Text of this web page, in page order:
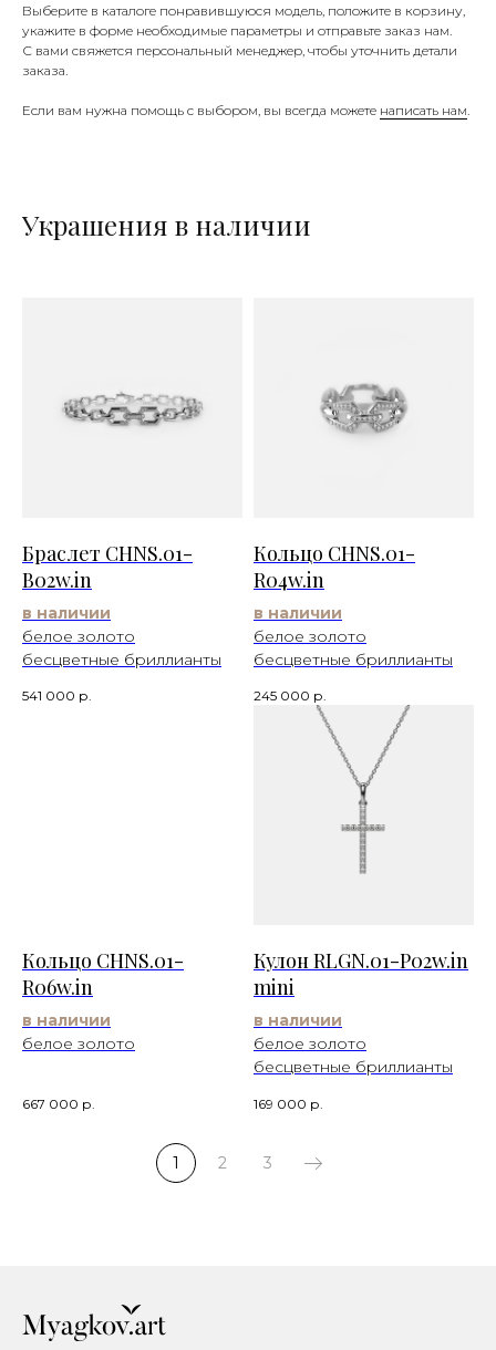
Выберите в каталоге понравившуюся модель, положите в корзину,
укажите в форме необходимые параметры и отправьте заказ нам.
С вами свяжется персональный менеджер, чтобы уточнить детали
заказа.
Если вам нужна помощь с выбором, вы всегда можете написать нам
Украшения в наличии
Браслет CHNS.01-
B02w.in
в наличии
белое золото
бесцветные бриллианты
541 000 р.
Кольцо CHNS.01-
R04w.in
в наличии
белое золото
бесцветные бриллианты
245 000 р.
Кольцо CHNS.01-
R06w.in
в наличии
белое золото
667 000 р.
Кулон RLGN.01-P02w.in
mini
в наличии
белое золото
бесцветные бриллианты
169 000 р.
1 2 3